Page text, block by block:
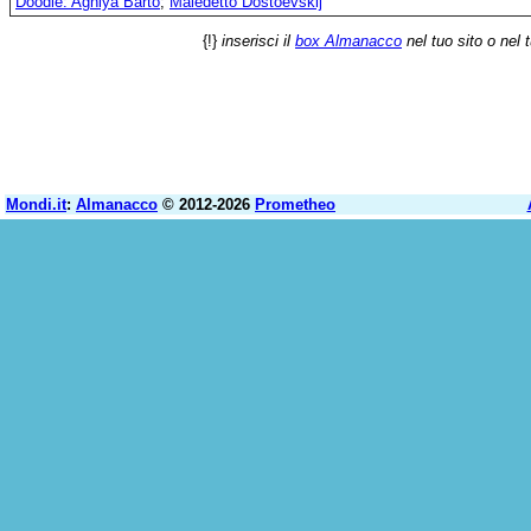
{!} inserisci il box Almanacco nel tuo sito o nel
Mondi.it: Almanacco © 2012-2026 Prometheo